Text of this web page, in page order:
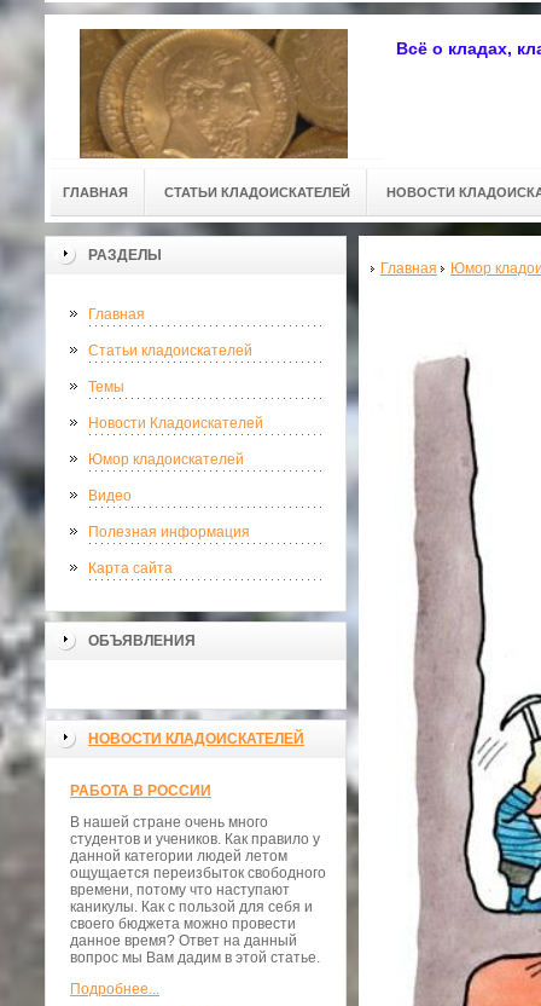
Всё о кладах,
ГЛАВНАЯ СТАТЬИ КЛАДОИСКАТЕЛЕЙ НОВОСТИ
РАЗДЕЛЫ
Главная
Статьи кладоискателей
Темы
Новости Кладоискателей
Юмор кладоискателей
Видео
Полезная информация
Карта сайта
ОБЪЯВЛЕНИЯ
НОВОСТИ КЛАДОИСКАТЕЛЕЙ
РАБОТА В РОССИИ
В нашей стране очень много
студентов и учеников. Как правило у
данной категории людей летом
ощущается переизбыток свободного
времени, потому что наступают
каникулы. Как с пользой для себя и
своего бюджета можно провести
данное время? Ответ на данный
вопрос мы Вам дадим в этой статье.
Подробнее...
Главная Юмор